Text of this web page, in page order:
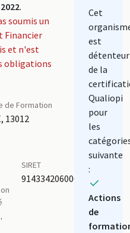
.
soumis un
Financier
et n'est
obligations
de Formation
13012
SIRET
91433420600010
Cet
est
détenteur
de la
Qualiopi
pour
les
suivante
:
Actions
de